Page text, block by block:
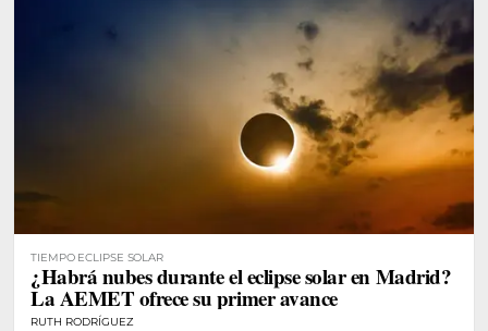
TIEMPO ECLIPSE SOLAR
¿Habrá nubes durante el eclipse solar en Madrid?
La AEMET ofrece su primer avance
RUTH RODRÍGUEZ